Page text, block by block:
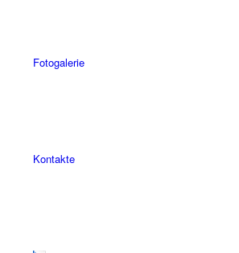
Fotogalerie
Kontakte